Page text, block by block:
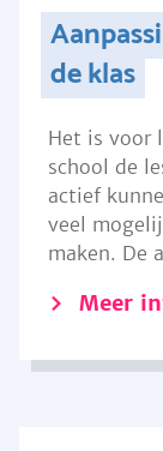
de klas
Het is voor
school de
actief
veel
maken. De
Meer